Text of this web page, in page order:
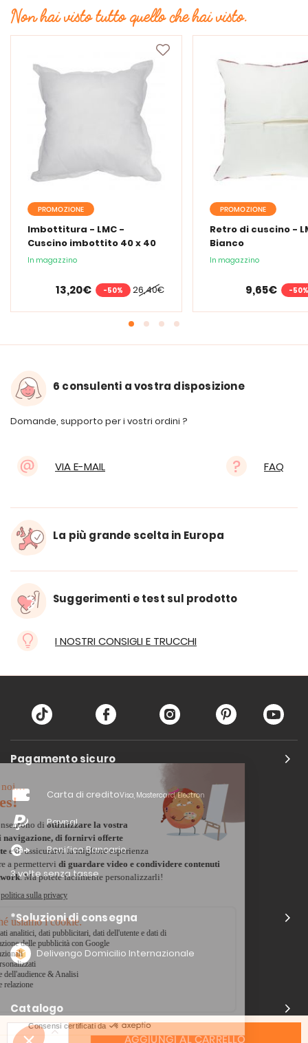
AGGIUNGI AL CARRELLO
Non hai visto tutto quello che hai visto.
PROMOZIONE
Imbottitura - LMC -
Cuscino imbottito 40 x 40
cm
In magazzino
26,40€
13,20€ -50%
PROMOZIONE
Retro di cuscino -
Bianco
In magazzino
9,65€ -50%
6 consulenti a vostra disposizione
Domande, supporto per i vostri ordini ?
VIA E-MAIL FAQ
La più grande scelta in Europa
Suggerimenti e test sul prodotto
I NOSTRI CONSIGLI E TRUCCHI
Pagamento sicuro
Carta di creditoVisa, Mastercard, Electron
Paypal
Bonifico Bancario
3 volte senza tasse
*Soluzioni di consegna
Delivengo Domicilio Internazionale
Catalogo